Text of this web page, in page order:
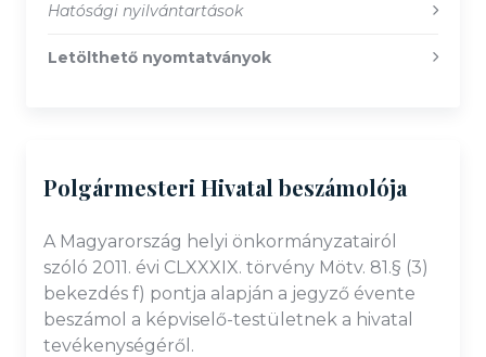
Hatósági nyilvántartások
Letölthető nyomtatványok
Polgármesteri Hivatal beszámolója
A Magyarország helyi önkormányzatairól
szóló 2011. évi CLXXXIX. törvény Mötv. 81.§ (3)
bekezdés f) pontja alapján a jegyző évente
beszámol a képviselő-testületnek a hivatal
tevékenységéről.